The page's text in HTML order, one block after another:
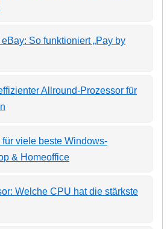
So funktioniert „Pay by
Allround-Prozessor für
viele beste Windows-
& Homeoffice
Welche CPU hat die stärkste